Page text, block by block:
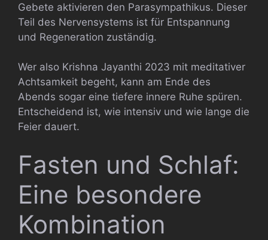
Gebete aktivieren den Parasympathikus. Dieser
Teil des Nervensystems ist für Entspannung
und Regeneration zuständig.
Wer also Krishna Jayanthi 2023 mit meditativer
Achtsamkeit begeht, kann am Ende des
Abends sogar eine tiefere innere Ruhe spüren.
Entscheidend ist, wie intensiv und wie lange die
Feier dauert.
Fasten und Schlaf:
Eine besondere
Kombination